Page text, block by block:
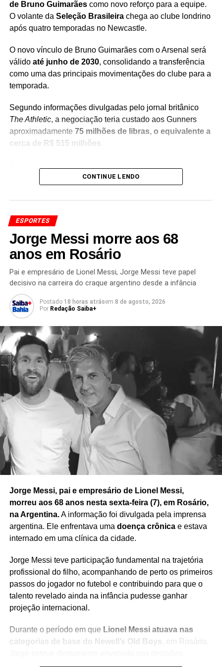
de Bruno Guimarãescomo novo reforço para a equipe.
O volante da Seleção Brasileirachega ao clube londrino
após quatro temporadas no Newcastle.
O novo vínculo de Bruno Guimarães com o Arsenal será
válido até junho de 2030, consolidando a transferência
como uma das principais movimentações do clube para a
temporada.
Segundo informações divulgadas pelo jornal britânico
The Athletic, a negociação teria custado aos Gunners
aproximadamente 75 milhões de libras, o equivalente a
cerca de R$ 515 milhões
importante do Arsenal para reforçar o meio-campo. O
passagem pelo Newcastle e também se firmou como um
A transferência encerra um ciclo de quatro temporadas do
jogador no Newcastle, clube pelo qual conquistou espaço
no futebol europeu e se tornou uma das referências do
elenco.
Agora,
carreira no Arsenal, que aposta no brasileiro para
fortalecer o elenco e disputar seus principais objetivos
nas competições nacionais e internacionais.
Redação Saiba+
CONTINUE LENDO
ESPORTES
Jorge Messi morre aos 68
anos em Rosário
Pai e empresário de Lionel Messi, Jorge Messi teve papel
decisivo na carreira do craque argentino desde a infância
Postado 18 horas atrásem 8 de agosto, 2026
Por Redação Saiba+
Jorge Messi, pai e empresário de Lionel Messi,
morreu aos 68 anos nesta sexta-feira (7), em Rosário,
na Argentina.A informação foi divulgada pela imprensa
argentina. Ele enfrentava uma doença crônicae estava
internado em uma clínica da cidade.
Jorge Messi teve participação fundamental na trajetória
profissional do filho, acompanhando de perto os primeiros
passos do jogador no futebol e contribuindo para que o
talento revelado ainda na infância pudesse ganhar
projeção internacional.
Durante o período em que Lionel Messi atuava nas
categorias de base do Newell’s Old Boys , em Rosário,
relacionadas ao futuro do filho. Foi a partir desse